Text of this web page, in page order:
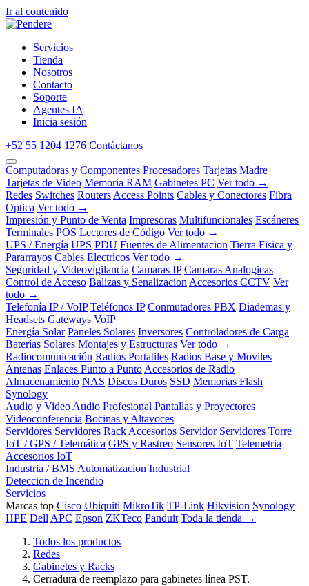
Ir al contenido
Servicios
Tienda
Nosotros
Contacto
Soporte
Agentes IA
Inicia sesión
+52 55 1204 1276 Contáctanos
Computadoras y Componentes Procesadores Tarjetas Madre
Tarjetas de Video Memoria RAM Gabinetes PC Ver todo →
Redes Switches Routers Access Points Cables y Conectores Fibra
Optica Ver todo →
Impresión y Punto de Venta Impresoras Multifuncionales Escáneres
Terminales POS Lectores de Código Ver todo →
UPS / Energía UPS PDU Fuentes de Alimentacion Tierra Fisica y
Pararrayos Cables Electricos Ver todo →
Seguridad y Videovigilancia Camaras IP Camaras Analogicas
Control de Acceso Balizas y Senalizacion Accesorios CCTV Ver
todo →
Telefonía IP / VoIP Teléfonos IP Conmutadores PBX Diademas y
Headsets Gateways VoIP
Energía Solar Paneles Solares Inversores Controladores de Carga
Baterías Solares Montajes y Estructuras Ver todo →
Radiocomunicación Radios Portatiles Radios Base y Moviles
Antenas Enlaces Punto a Punto Accesorios de Radio
Almacenamiento NAS Discos Duros SSD Memorias Flash
Synology
Audio y Video Audio Profesional Pantallas y Proyectores
Videoconferencia Bocinas y Altavoces
Servidores Servidores Rack Accesorios Servidor Servidores Torre
IoT / GPS / Telemática GPS y Rastreo Sensores IoT Telemetria
Accesorios IoT
Industria / BMS Automatizacion Industrial
Deteccion de Incendio
Servicios
Marcas top Cisco Ubiquiti MikroTik TP-Link Hikvision Synology
HPE Dell APC Epson ZKTeco Panduit Toda la tienda →
Todos los productos
Redes
Gabinetes y Racks
Cerradura de reemplazo para gabinetes línea PST.